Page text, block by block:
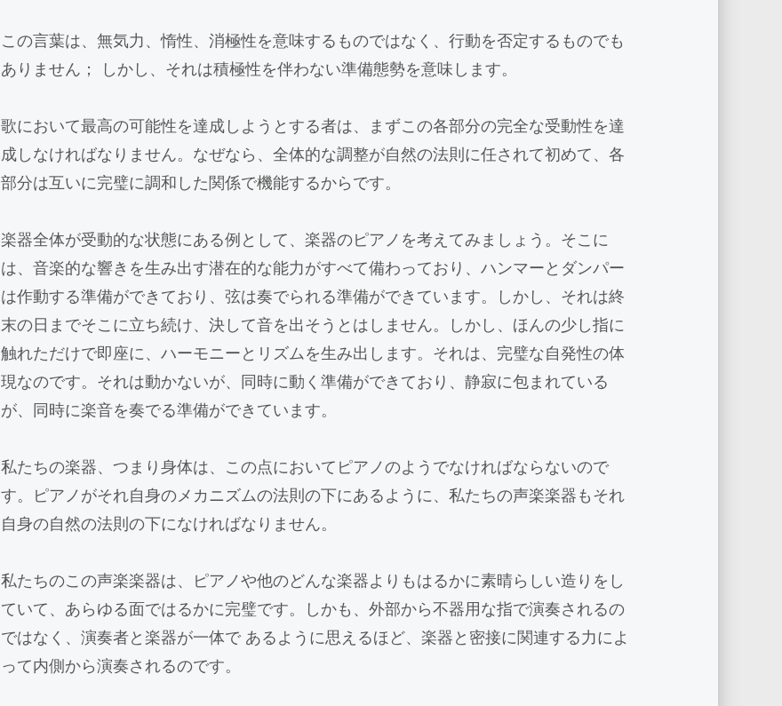
この言葉は、無気力、惰性、消極性を意味するものではなく、行動を否定するものでも
ありません； しかし、それは積極性を伴わない準備態勢を意味します。
歌において最高の可能性を達成しようとする者は、まずこの各部分の完全な受動性を達
成しなければなりません。なぜなら、全体的な調整が自然の法則に任されて初めて、各
部分は互いに完璧に調和した関係で機能するからです。
楽器全体が受動的な状態にある例として、楽器のピアノを考えてみましょう。そこに
は、音楽的な響きを生み出す潜在的な能力がすべて備わっており、ハンマーとダンパー
は作動する準備ができており、弦は奏でられる準備ができています。しかし、それは終
末の日までそこに立ち続け、決して音を出そうとはしません。しかし、ほんの少し指に
触れただけで即座に、ハーモニーとリズムを生み出します。それは、完璧な自発性の体
現なのです。それは動かないが、同時に動く準備ができており、静寂に包まれている
が、同時に楽音を奏でる準備ができています。
私たちの楽器、つまり身体は、この点においてピアノのようでなければならないので
す。ピアノがそれ自身のメカニズムの法則の下にあるように、私たちの声楽楽器もそれ
自身の自然の法則の下になければなりません。
私たちのこの声楽楽器は、ピアノや他のどんな楽器よりもはるかに素晴らしい造りをし
ていて、あらゆる面ではるかに完璧です。しかも、外部から不器用な指で演奏されるの
ではなく、演奏者と楽器が一体で あるように思えるほど、楽器と密接に関連する力によ
って内側から演奏されるのです。